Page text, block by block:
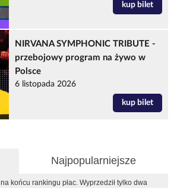
kup bilet
NIRVANA SYMPHONIC TRIBUTE -
przebojowy program na żywo w
Polsce
6 listopada 2026
kup bilet
Najpopularniejsze
końcu rankingu płac. Wyprzedził tylko dwa